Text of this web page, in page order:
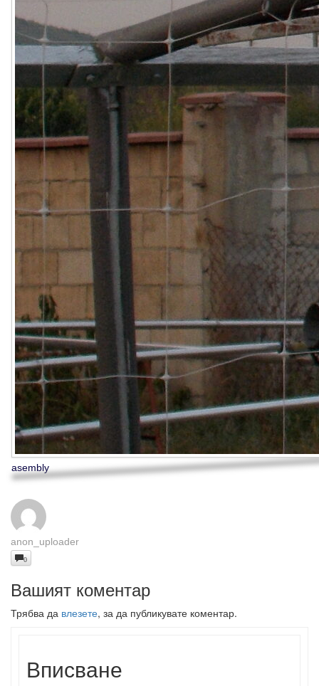
asembly
anon_uploader
0
Вашият коментар
Трябва да влезете, за да публикувате коментар.
Вписване